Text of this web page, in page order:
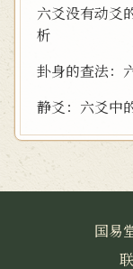
六爻没有动爻
析
卦身的查法：
静爻：六爻中
国易